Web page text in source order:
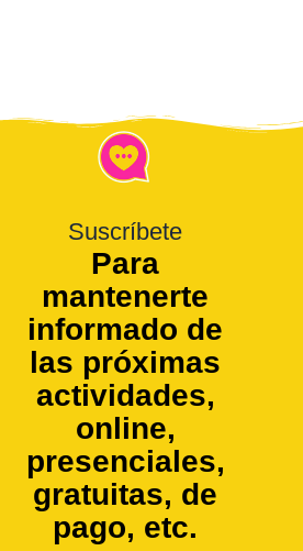
Suscríbete
Para
mantenerte
informado de
las próximas
actividades,
online,
presenciales,
gratuitas, de
pago, etc.